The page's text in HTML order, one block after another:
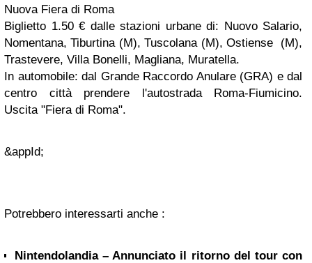
Nuova Fiera di Roma
Biglietto 1.50 € dalle stazioni urbane di: Nuovo Salario,
Nomentana, Tiburtina (M), Tuscolana (M), Ostiense (M),
Trastevere, Villa Bonelli, Magliana, Muratella.
In automobile: dal Grande Raccordo Anulare (GRA) e dal
centro città prendere l'autostrada Roma-Fiumicino.
Uscita "Fiera di Roma".
&appId;
Potrebbero interessarti anche :
Nintendolandia – Annunciato il ritorno del tour con